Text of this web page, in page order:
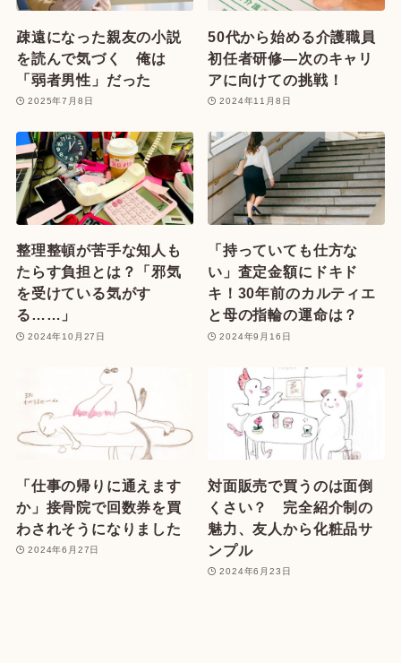
疎遠になった親友の小説
を読んで気づく 俺は
「弱者男性」だった
2025年7月8日
50代から始める介護職員
初任者研修—次のキャリ
アに向けての挑戦！
2024年11月8日
整理整頓が苦手な知人も
たらす負担とは？「邪気
を受けている気がす
る……」
2024年10月27日
「持っていても仕方な
い」査定金額にドキド
キ！30年前のカルティエ
と母の指輪の運命は？
2024年9月16日
「仕事の帰りに通えます
か」接骨院で回数券を買
わされそうになりました
2024年6月27日
対面販売で買うのは面倒
くさい？ 完全紹介制の
魅力、友人から化粧品サ
ンプル
2024年6月23日